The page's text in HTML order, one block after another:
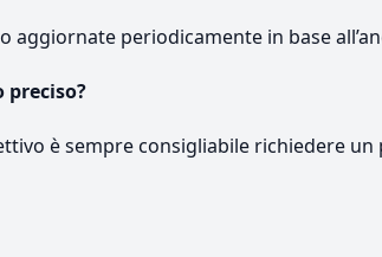
aggiornate periodicamente in base
preciso?
è sempre consigliabile richiedere